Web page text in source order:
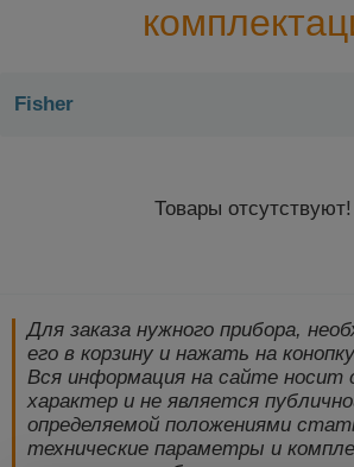
Fisher
Товары отсутствуют!
Для заказа нужного прибора,
его в корзину и нажать на
Вся информация на сайте носит
характер и не является
определяемой положениями
технические параметры и